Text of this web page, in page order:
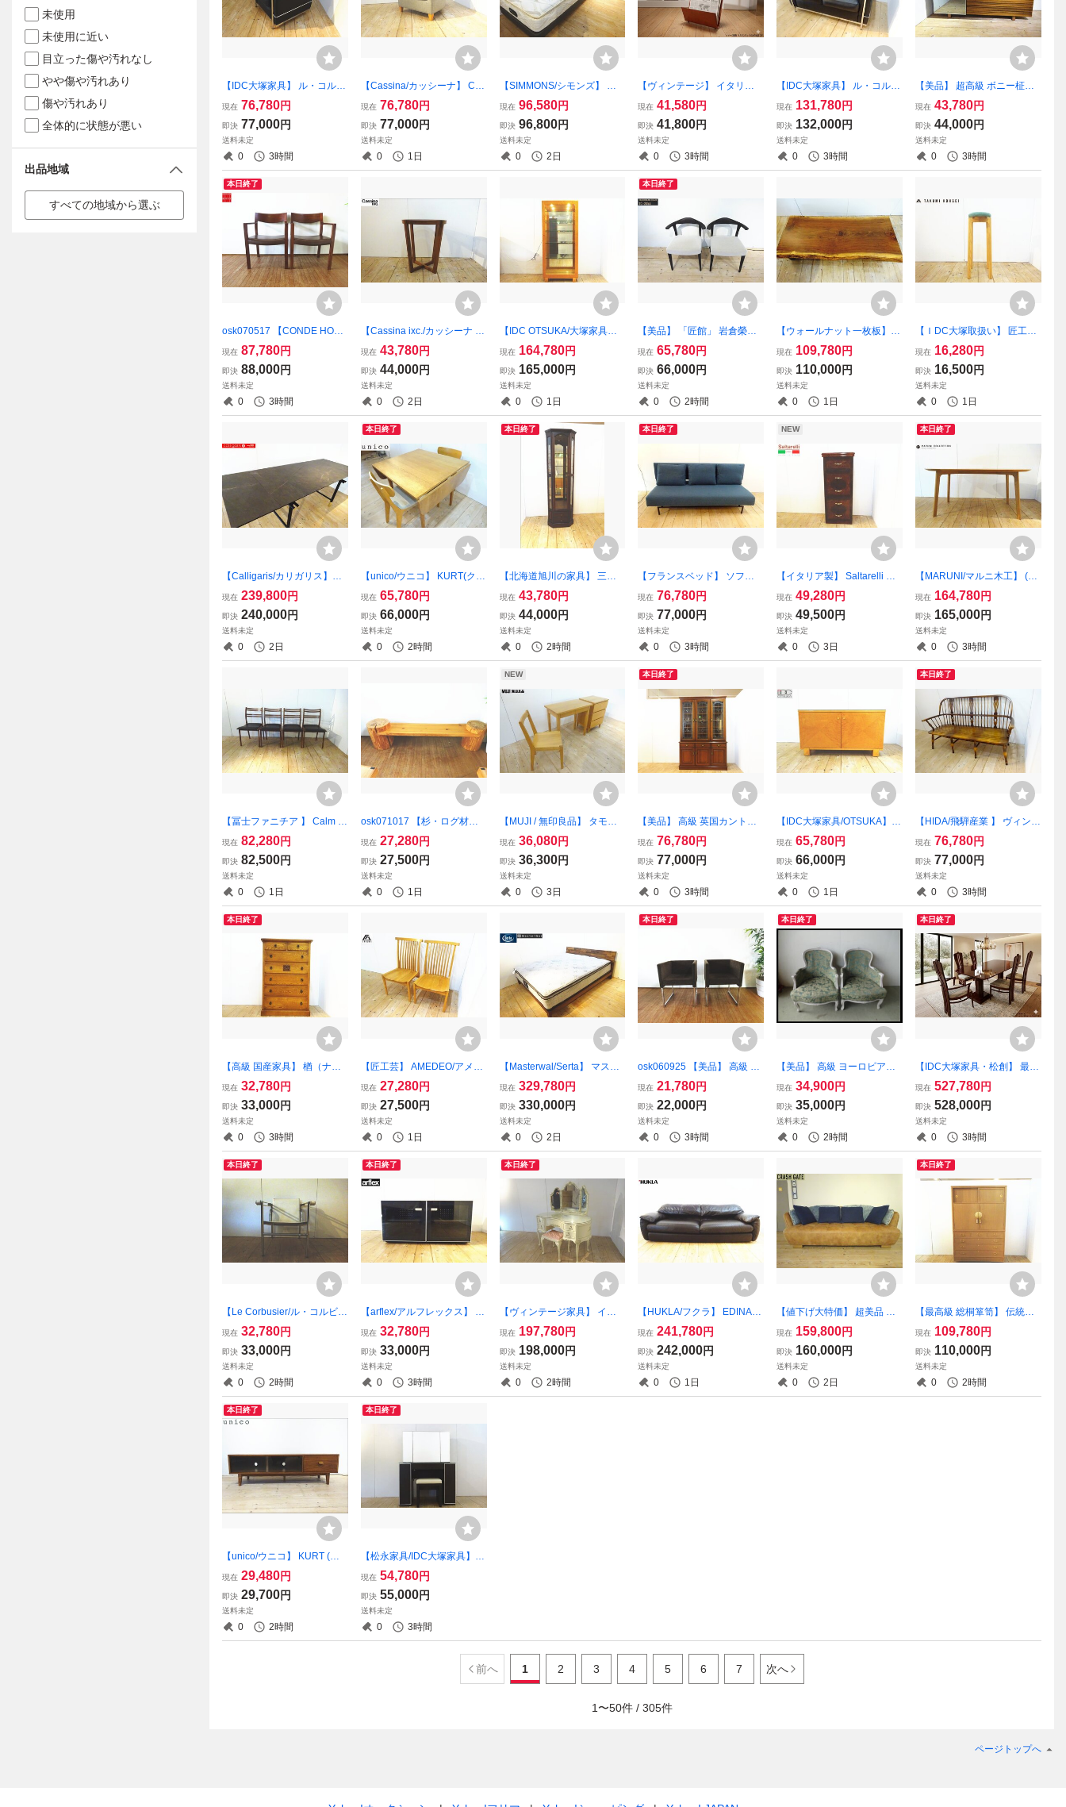
【IDC大塚家具】 ル・コルビ
ュジエ/Le Corbusier LC2 リ
プロダクト デザイナーズ家
具 1P・1人掛けソファ 美品
D（osk080511）
現在 76,780円
即決 77,000円
送料未定
0 3時間
【Cassina/カッシーナ】 CH
AIRMAN 1P/チェアマン 1人
掛ソファ (フィリップ・ユー
レル) 美品 （osk080626）
現在 76,780円
即決 77,000円
送料未定
0 1日
【SIMMONS/シモンズ】 ダ
ブルクッション シングルベ
ッド Beautyrest/ビューティ
レストマットレス+ボトムス
プリング+ヘッドボード 展示
品
現在 96,580円
即決 96,800円
送料未定
0 2日
【ヴィンテージ】 イタリア
製 porada/ポラダ・アレッデ
ィ (ポストモダン・マガジン
ラック) オレンジブラウン レ
ザー 美品 （osk080503）
現在 41,580円
即決 41,800円
送料未定
0 3時間
【IDC大塚家具】 ル・コルビ
ュジエ/Le Corbusier LC2 リ
プロダクト デザイナーズ家
具２P・２人掛けソファ 美品
C（osk080511）
現在 131,780円
即決 132,000円
送料未定
0 3時間
【美品】 超高級 ボニー柾目
突板（黒檀） AVボード・テ
レビボード・サイドボード・
リビングボード・キャビネッ
ト W1350 （osk080123）
現在 43,780円
即決 44,000円
送料未定
0 3時間
本日終了
osk070517 【CONDE HOUS
E/カンディハウス】 (LEGGE
RO/レジェ―ロ) アームチェ
アー （本革・カバーリン
グ）２脚セット
現在 87,780円
即決 88,000円
送料未定
0 3時間
【Cassina ixc./カッシーナ イ
クスシー 】 LAGOラーゴ ガ
ラストップ サイドテーブ
ル・コーヒーテーブル 美品
(osk080723）
現在 43,780円
即決 44,000円
送料未定
0 2日
【IDC OTSUKA/大塚家具】
SPLENDOR/スプレンダー キ
ュリオケース・キャビネッ
ト・飾り棚 バーズアイメー
プル 美品（osk080625）
現在 164,780円
即決 165,000円
送料未定
0 1日
本日終了
【美品】 「匠館」 岩倉榮利
飛騨高山の流線美家具／タク
ミカンファニチャー TC-205
A ダイニングチェア2脚セッ
ト (osk071225)
現在 65,780円
即決 66,000円
送料未定
0 2時間
【ウォールナット一枚板】
テーブル天板一枚板 (MOKU
BA/アトリエ木馬） 幅1500・
厚さ55（mm） 美品 （osk08
0627）
現在 109,780円
即決 110,000円
送料未定
0 1日
【ＩDC大塚取扱い】 匠工芸
「MUSHROOM-マッシュル
ーム-」 スツールL カバ材 高
さ65cm 美品 （osk080701
3）
現在 16,280円
即決 16,500円
送料未定
0 1日
【Calligaris/カリガリス】MO
NOGRAM extendable Dining
table/モノグラム 伸長式ダイ
ニングテーブル bronze P14
C / top 美品（osk080311）
現在 239,800円
即決 240,000円
送料未定
0 2日
本日終了
【unico/ウニコ】 KURT(クル
ト) バタフライテーブル：FIX
(フィックス）チェア 北欧ス
タイル ダイニング３点セッ
ト 美品 （osk080605）
現在 65,780円
即決 66,000円
送料未定
0 2時間
本日終了
【北海道旭川の家具】 三陽
家具工業 ガラスキャビネッ
ト カップボード 照明付き 飾
り棚 樺材 （osk080615）
現在 43,780円
即決 44,000円
送料未定
0 2時間
本日終了
【フランスベッド】 ソファ
ベッド ムービンテリア （レ
ジーファⅡ・クッション付）
美品 (osk080131)
現在 76,780円
即決 77,000円
送料未定
0 3時間
NEW
【イタリア製】 Saltarelli MO
BILI/サルタレッリモビリ フ
ローレンス 5段 チェスト ウ
ォールナット色 美品 （osk0
80613）
現在 49,280円
即決 49,500円
送料未定
0 3日
本日終了
【MARUNI/マルニ木工】 (Ro
undish/ラウンディッシュ) 10
40-24 ホワイトオーク ダイニ
ングテーブル 160 (美品) osk
080217
現在 164,780円
即決 165,000円
送料未定
0 3時間
【冨士ファニチア 】 Calm 北
欧スタイル 和モダン シンプ
ル ダイニングチェア アーム
レスチェア ４脚セット 美品
（osk080803）
現在 82,280円
即決 82,500円
送料未定
0 1日
osk071017 【杉・ログ材】
一枚板・丸太脚 ベンチ・腰
かけ・椅子
現在 27,280円
即決 27,500円
送料未定
0 1日
NEW
【MUJI / 無印良品】 タモ無
垢材 （デスク・引き出しキ
ャビネット・チェア） ３点
セット 美品 （osk080703）
現在 36,080円
即決 36,300円
送料未定
0 3日
本日終了
【美品】 高級 英国カントリ
ースタイル 食器棚・カップ
ボード ステンドガラス扉 検)
三越ブルージュ （osk08080
2）
現在 76,780円
即決 77,000円
送料未定
0 3時間
【IDC大塚家具/OTSUKA】
スプレンダー/SPLENDOR バ
ーズアイメープル サイドボ
ード・キャビネット・扉収納
美品 (osk080211)
現在 65,780円
即決 66,000円
送料未定
0 1日
本日終了
【HIDA/飛騨産業 】 ヴィンテ
ージ オールドキツツキ 3人掛
けウィンザーチェア・ベンチ
チェア (osk080621)
現在 76,780円
即決 77,000円
送料未定
0 3時間
本日終了
【高級 国産家具】 楢（ナ
ラ） 無垢材 ６段 チェスト・
整理箪笥・収納家具 幅８０
０mm 美品 （osk080519）
現在 32,780円
即決 33,000円
送料未定
0 3時間
【匠工芸】 AMEDEO/アメデ
ィオ ダイニングチェア・ア
ームレスチェア オーク材 ナ
チュラル色 ２脚セット (osk0
80420)
現在 27,280円
即決 27,500円
送料未定
0 1日
【Masterwal/Serta】 マスタ
ーウォール（ルナ ベッド＆
サータ ライトブリーズ マッ
トレス) キングサイズ ベッド
展示品 (osk080723）
現在 329,780円
即決 330,000円
送料未定
0 2日
本日終了
osk060925 【美品】 高級 ロ
ビーチェア アームチェア １
人掛けソファ ファブリック
（茶）/スチール脚 ２脚セッ
ト
現在 21,780円
即決 22,000円
送料未定
0 3時間
本日終了
【美品】 高級 ヨーロピアン
クラシックスタイル ロココ
調 １人掛けソファ、シング
ルソファ、ロビーチェア ２
脚セット
現在 34,900円
即決 35,000円
送料未定
0 2時間
本日終了
【IDC大塚家具・松創】 最高
峰 バール材 ダイニングテー
ブル＆チェア 6点セット 超美
品 （osk080514）
現在 527,780円
即決 528,000円
送料未定
0 3時間
本日終了
【Le Corbusier/ル・コルビジ
ェ 】 LC1 (Sling Chair/スリ
ングチェアー） リプロダク
ト品 (レザー/白革） （osk08
0601C）
現在 32,780円
即決 33,000円
送料未定
0 2時間
本日終了
【arflex/アルフレックス】 C
OMPOSER/コンポーザー テ
レビボード ローボード キャ
ビネット 収納 （osk08040
1）
現在 32,780円
即決 33,000円
送料未定
0 3時間
本日終了
【ヴィンテージ家具】 イギ
リス製 （Olympus Furniture
Limited） フレンチ アンティ
ークスタイル ドレッサー（o
sk080303）
現在 197,780円
即決 198,000円
送料未定
0 2時間
【HUKLA/フクラ】 EDINA/
エディナ 3人掛けソファ 本革
ダークブラウン色 美品 (osk0
80522)
現在 241,780円
即決 242,000円
送料未定
0 1日
【値下げ大特価】 超美品 CR
ASH GATE/クラッシュゲート
オピアムデニムソファ ３人
掛けソファ・トリプルソファ
希少 (osk071125)
現在 159,800円
即決 160,000円
送料未定
0 2日
本日終了
【最高級 総桐箪笥】 伝統工
芸士 土佐殖産作 胴丸 和箪笥
整理箪笥 着物箪笥 衣装箪笥
美品 （osk080528）
現在 109,780円
即決 110,000円
送料未定
0 2時間
本日終了
【unico/ウニコ】 KURT (ク
ルト) テレビボード ローボー
ド AVボード 幅1490 (osk071
211)
現在 29,480円
即決 29,700円
送料未定
0 2時間
本日終了
【松永家具/IDC大塚家具】
国産家具 ドレッサー・鏡台
スツールセット 美品 （osk0
80512）
現在 54,780円
即決 55,000円
送料未定
0 3時間
前へ 1 2 3 4 5 6 7 次へ
1〜50件 / 305件
未使用
未使用に近い
目立った傷や汚れなし
やや傷や汚れあり
傷や汚れあり
全体的に状態が悪い
出品地域
すべての地域から選ぶ
ページトップへ